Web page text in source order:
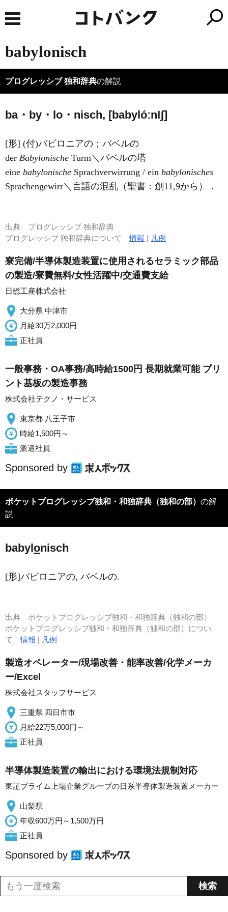
babylonisch
プログレッシブ 独和辞典の解説
ba・by・lo・nisch, [babylóːnIʃ]
[形] (付)バビロニアの；バベルの
der Babylonische Turm＼バベルの塔
eine babylonische Sprachverwirrung / ein babylonisches
Sprachengewirr＼言語の混乱（聖書：創11,9から）．
出典 プログレッシブ 独和辞典
プログレッシブ 独和辞典について情報 | 凡例
寮完備/半導体製造装置に使用されるセラミック部品
の製造/寮費無料/女性活躍中/交通費支給
日総工産株式会社
大分県 中津市
月給30万2,000円
正社員
一般事務・OA事務/高時給1500円 長期就業可能 プリ
ント基板の製造事務
株式会社テクノ・サービス
東京都 八王子市
時給1,500円～
派遣社員
Sponsored by
ポケットプログレッシブ独和・和独辞典（独和の部） の解
説
babylonisch
[形]バビロニアの, バベルの.
出典 ポケットプログレッシブ独和・和独辞典（独和の部）
ポケットプログレッシブ独和・和独辞典（独和の部）につい
て情報 | 凡例
製造オペレーター/現場改善・能率改善/化学メーカ
ー/Excel
株式会社スタッフサービス
三重県 四日市市
月給22万5,000円～
正社員
半導体製造装置の輸出における環境法規制対応
東証プライム上場企業グループの日系半導体製造装置メーカー
山梨県
年収600万円～1,500万円
正社員
Sponsored by